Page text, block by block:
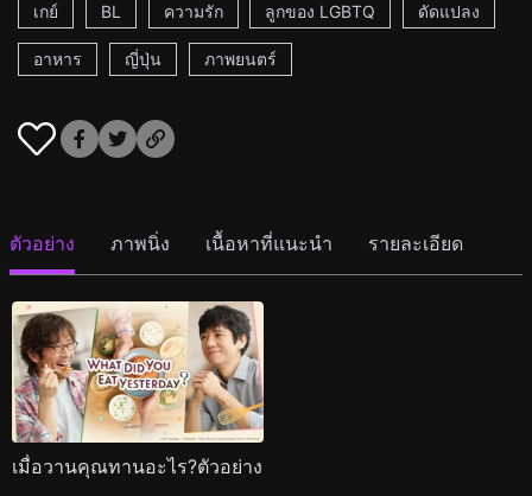
เกย์
BL ความรัก ลูกของ LGBTQ ดัดแปลง
อาหาร ญี่ปุ่น ภาพยนตร์
ตัวอย่าง ภาพนิ่ง เนื้อหาที่แนะนำ รายละเอียด
เมื่อวานคุณทานอะไร?ตัวอย่าง